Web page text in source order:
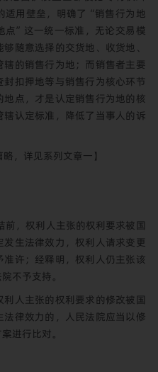
适用壁垒，明确了“销售行为地
点”这一统一标准，无论交易模
随意选择的交货地、收货地、
的销售行为地；而销售者主要
扣押地等与销售行为核心环节
点，才是认定销售行为地的核
认定标准，降低了当事人的诉
略，详见系列文章一 】
，权利人主张的权利要求被国
生法律效力，权利人请求变更
许；经释明，权利人仍主张该
不予支持。
人主张的权利要求的修改被国
律效力的，人民法院应当以修
进行比对。